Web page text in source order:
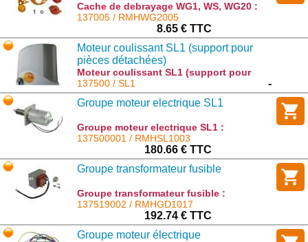
Cache de debrayage WG1, WS, WG20 :
RMHWG2005
137005 / RMHWG2005
8.65 € TTC
Moteur coulissant SL1 (support pour
pièces détachées)
Moteur coulissant SL1 (support pour
pièces détachées) : SL1
137500 / SL1
-
Groupe moteur electrique SL1
Groupe moteur electrique SL1 :
RMHSL1003
137500001 / RMHSL1003
180.66 € TTC
Groupe transformateur fusible
Groupe transformateur fusible :
RMHGD1017
137519002 / RMHGD1017
192.74 € TTC
Groupe moteur électrique